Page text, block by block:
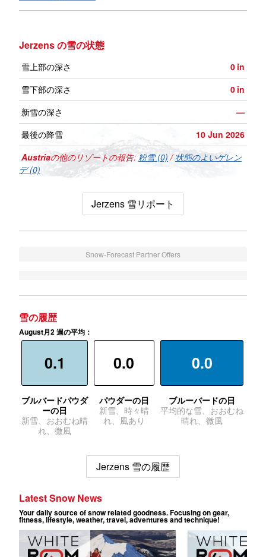
Jerzens の雪の状態
雪上部の深さ 0 in
雪下部の深さ
0 in
新雪の深さ
—
最後の降雪
10 Jun 2026
Austriaの他のリゾートの報告: 粉雪 (0) /状態のよいゲレン
デ (0)
Jerzens 雪リポート
Snow-Forecast Partner Offers
雪の履歴
August月2 週の平均：
0.1
ブルバードパウダ
ーの日
新雪、おおむね晴
れ、微風
0.0
パウダーの日
新雪、時々晴
れ、風あり
0.0
ブルーバードの日
平均的な雪、おおむね
晴れ、微風
Jerzens 雪の履歴